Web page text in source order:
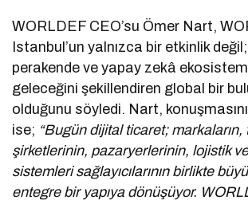
WORLDEF CEO’su Ömer Nart,
Istanbul’un yalnızca bir etkinlik
perakende ve yapay zekâ
geleceğini şekillendiren global bir
olduğunu söyledi. Nart,
ise; “Bugün dijital ticaret; markaların,
şirketlerinin, pazaryerlerinin, lojistik
sistemleri sağlayıcılarının birlikte
entegre bir yapıya dönüşüyor.